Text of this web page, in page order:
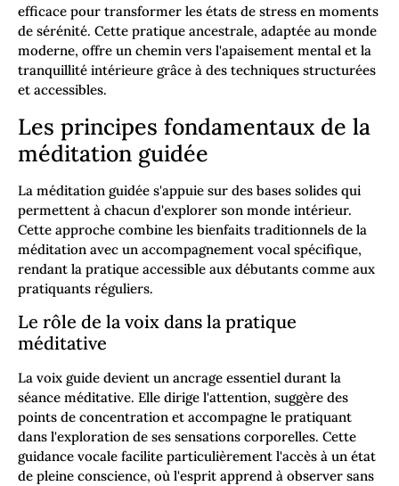
efficace pour transformer les états de stress en moments
de sérénité. Cette pratique ancestrale, adaptée au monde
moderne, offre un chemin vers l'apaisement mental et la
tranquillité intérieure grâce à des techniques structurées
et accessibles.
Les principes fondamentaux de la
méditation guidée
La méditation guidée s'appuie sur des bases solides qui
permettent à chacun d'explorer son monde intérieur.
Cette approche combine les bienfaits traditionnels de la
méditation avec un accompagnement vocal spécifique,
rendant la pratique accessible aux débutants comme aux
pratiquants réguliers.
Le rôle de la voix dans la pratique
méditative
La voix guide devient un ancrage essentiel durant la
séance méditative. Elle dirige l'attention, suggère des
points de concentration et accompagne le pratiquant
dans l'exploration de ses sensations corporelles. Cette
guidance vocale facilite particulièrement l'accès à un état
de pleine conscience, où l'esprit apprend à observer sans